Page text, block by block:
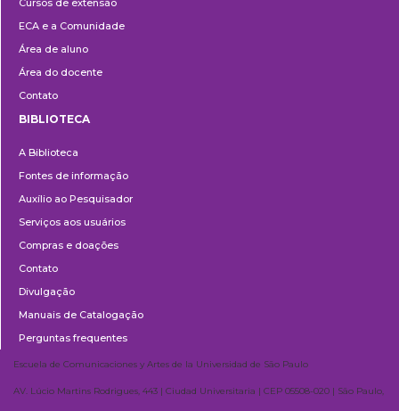
Extensão
Cursos de extensão
ECA e a Comunidade
Área de aluno
Área do docente
Contato
BIBLIOTECA
A Biblioteca
Fontes de informação
Auxílio ao Pesquisador
Serviços aos usuários
Compras e doações
Contato
Divulgação
Manuais de Catalogação
Perguntas frequentes
Escuela de Comunicaciones y Artes de la Universidad de São Paulo
AV. Lúcio Martins Rodrigues, 443 | Ciudad Universitaria | CEP 05508-020 | São Paulo,